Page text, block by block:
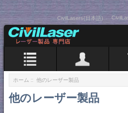
CivilLasers(日本語)
ホーム :: 他のレーザー製品
他のレーザー製品